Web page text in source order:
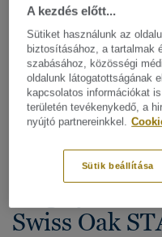
Kívül
Swiss Oak
A kezdés előtt...
Sütiket használunk az
biztosításához, a tartalmak
szabásához, közösségi
oldalunk látogatottságának
kapcsolatos információkat
területén tevékenykedő, a
nyújtó partnereinkkel.
Sütik beállítása